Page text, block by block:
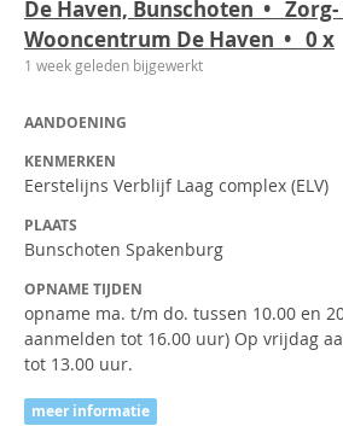
De Haven, Bunschoten • Zorg-
Wooncentrum De Haven • 0 x
1 week geleden bijgewerkt
AANDOENING
KENMERKEN
Eerstelijns Verblijf Laag complex (ELV)
PLAATS
Bunschoten Spakenburg
OPNAME TIJDEN
opname ma. t/m do. tussen 10.00 en
aanmelden tot 16.00 uur) Op vrijdag
tot 13.00 uur.
meer informatie